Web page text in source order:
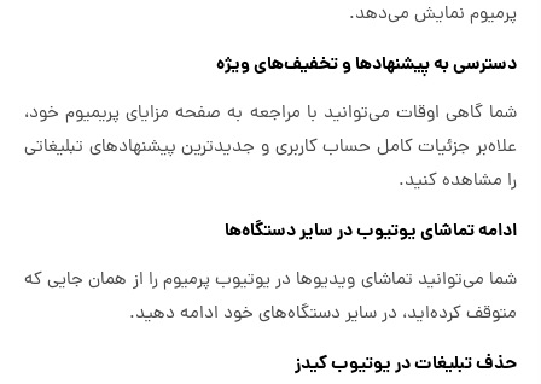
پرمیوم نمایش می‌دهد.
دسترسی به پیشنهادها و تخفیف‌های ویژه
شما گاهی اوقات می‌توانید با مراجعه به صفحه مزایای پریمیوم خود،
علاه‌بر جزئیات کامل حساب کاربری و جدیدترین پیشنهادهای تبلیغاتی
را مشاهده کنید.
ادامه تماشای یوتیوب در سایر دستگاه‌ها
شما می‌توانید تماشای ویدیوها در یوتیوب پرمیوم را از همان جایی که
متوقف کرده‌اید، در سایر دستگاه‌های خود ادامه دهید.
حذف تبلیغات در یوتیوب کیدز